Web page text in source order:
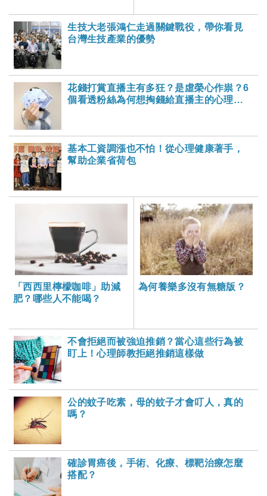
生技大老張鴻仁走過關鍵戰役，帶你看見
台灣生技產業的優勢
花錢打賞直播主有多狂？是虛榮心作祟？6
個看透粉絲為何想掏錢給直播主的心理慾
基本工資調漲也不怕！從心理健康著手，
幫助企業省荷包
「西西里檸檬咖啡」助減
肥？哪些人不能喝？
為何養樂多沒有無糖版？
不會拒絕而被強迫推銷？當心這些行為被
盯上！心理師教拒絕推銷這樣做
公的蚊子吃素，母的蚊子才會叮人，真的
嗎？
確診胃癌後，手術、化療、標靶治療怎麼
搭配？